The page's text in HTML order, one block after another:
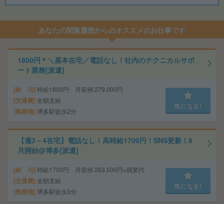
あなたの閲覧履歴からのオススメのお仕事です
1800円＊＼基本在宅／電話なし！社内のテクニカルサポ
ート業務[派遣]
給 与 時給1800円 月収例 279,000円
交通費 全額支給
勤務地 博多駅徒歩2分
気になる!
【週3～4在宅】電話なし！高時給1700円！SNS更新！8
月開始@博多[派遣]
給 与 時給1700円 月収例 263,500円+残業代
交通費 全額支給
勤務地 博多駅徒歩3分
気になる!